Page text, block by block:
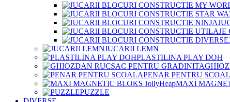
JUCARII LEMN
PLASTILINA PLAY DOH
PENAR PENTRU
MAXI
PUZZLE